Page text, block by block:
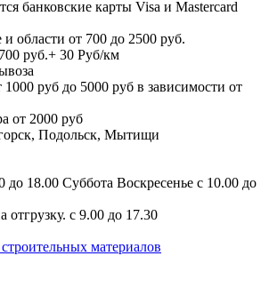
банковские карты Visa и Masterсard
области от 700 до 2500 руб.
руб.+ 30 Руб/км
1000 руб до 5000 руб в зависимости от
от 2000 руб
Подольск, Мытищи
18.00 Суббота Воскресенье с 10.00 до
с 9.00 до 17.30
материалов